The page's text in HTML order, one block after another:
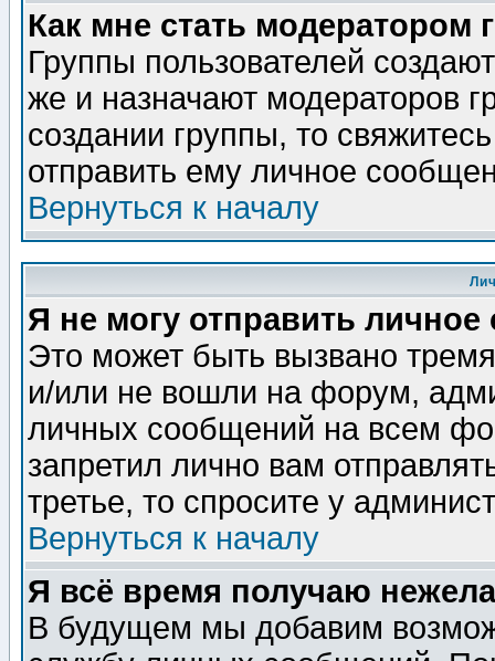
Как мне стать модератором
Группы пользователей
же и назначают модераторов
создании группы, то
отправить ему личное
Вернуться к началу
Я не могу отправить
Это может быть вызвано
и/или не вошли на форум,
личных сообщений на всем
запретил лично вам
третье, то спросите у
Вернуться к началу
Я всё время получаю
В будущем мы добавим